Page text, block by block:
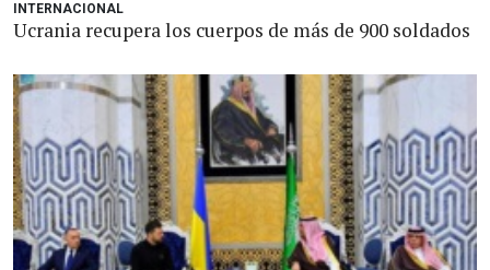
INTERNACIONAL
Ucrania recupera los cuerpos de más de 900 soldados